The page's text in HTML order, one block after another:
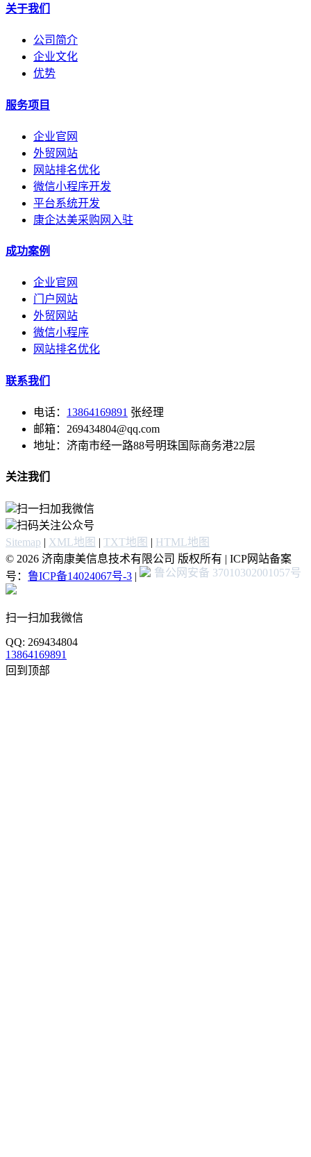
关于我们
公司简介
企业文化
优势
服务项目
企业官网
外贸网站
网站排名优化
微信小程序开发
平台系统开发
康企达美采购网入驻
成功案例
企业官网
门户网站
外贸网站
微信小程序
网站排名优化
联系我们
电话： 13864169891 张经理
邮箱：269434804@qq.com
地址：济南市经一路88号明珠国际商务港22层
关注我们
扫一扫加我微信
扫码关注公众号
Sitemap | XML地图 | TXT地图 | HTML地图
© 2026 济南康美信息技术有限公司 版权所有 | ICP网站备案
号： 鲁ICP备14024067号-3 | 鲁公网安备 37010302001057号
扫一扫加我微信
QQ: 269434804
13864169891
回到顶部